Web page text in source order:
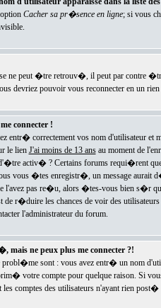
Cacher sa pr�sence en ligne; si vous
ne peut �tre retrouv�, il peut par contre
devriez pouvoir vous reconnecter en un rien
connecter !
entr� correctement vos nom d'utilisateur
le lien J'ai moins de 13 ansau moment de
activ� ? Certains forums requi�rent
vous �tes enregistr�, un message aurait
l'avez pas re�u, alors �tes-vous bien s�r
de r�duire les chances de voir des
l'administrateur du forum.
mais ne peux plus me connecter ?!
probl�me sont : vous avez entr� un nom
votre compte pour quelque raison. Si
comptes des utilisateurs n'ayant rien